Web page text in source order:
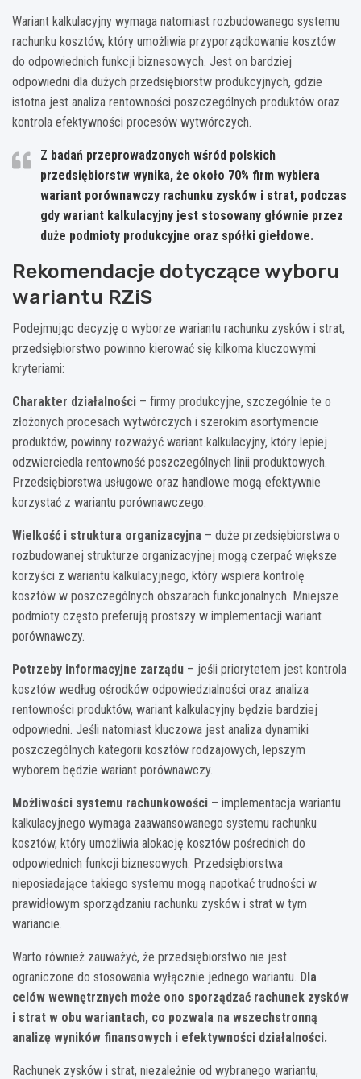
Wariant kalkulacyjny wymaga natomiast rozbudowanego systemu
rachunku kosztów, który umożliwia przyporządkowanie kosztów
do odpowiednich funkcji biznesowych. Jest on bardziej
odpowiedni dla dużych przedsiębiorstw produkcyjnych, gdzie
istotna jest analiza rentowności poszczególnych produktów oraz
kontrola efektywności procesów wytwórczych.
Z badań przeprowadzonych wśród polskich
przedsiębiorstw wynika, że około 70% firm wybiera
wariant porównawczy rachunku zysków i strat, podczas
gdy wariant kalkulacyjny jest stosowany głównie przez
duże podmioty produkcyjne oraz spółki giełdowe.
Rekomendacje dotyczące wyboru
wariantu RZiS
Podejmując decyzję o wyborze wariantu rachunku zysków i strat,
przedsiębiorstwo powinno kierować się kilkoma kluczowymi
kryteriami:
Charakter działalności – firmy produkcyjne, szczególnie te o
złożonych procesach wytwórczych i szerokim asortymencie
produktów, powinny rozważyć wariant kalkulacyjny, który lepiej
odzwierciedla rentowność poszczególnych linii produktowych.
Przedsiębiorstwa usługowe oraz handlowe mogą efektywnie
korzystać z wariantu porównawczego.
Wielkość i struktura organizacyjna – duże przedsiębiorstwa o
rozbudowanej strukturze organizacyjnej mogą czerpać większe
korzyści z wariantu kalkulacyjnego, który wspiera kontrolę
kosztów w poszczególnych obszarach funkcjonalnych. Mniejsze
podmioty często preferują prostszy w implementacji wariant
porównawczy.
Potrzeby informacyjne zarządu – jeśli priorytetem jest kontrola
kosztów według ośrodków odpowiedzialności oraz analiza
rentowności produktów, wariant kalkulacyjny będzie bardziej
odpowiedni. Jeśli natomiast kluczowa jest analiza dynamiki
poszczególnych kategorii kosztów rodzajowych, lepszym
wyborem będzie wariant porównawczy.
Możliwości systemu rachunkowości – implementacja wariantu
kalkulacyjnego wymaga zaawansowanego systemu rachunku
kosztów, który umożliwia alokację kosztów pośrednich do
odpowiednich funkcji biznesowych. Przedsiębiorstwa
nieposiadające takiego systemu mogą napotkać trudności w
prawidłowym sporządzaniu rachunku zysków i strat w tym
wariancie.
Warto również zauważyć, że przedsiębiorstwo nie jest
ograniczone do stosowania wyłącznie jednego wariantu. Dla
celów wewnętrznych może ono sporządzać rachunek zysków
i strat w obu wariantach, co pozwala na wszechstronną
analizę wyników finansowych i efektywności działalności.
Rachunek zysków i strat, niezależnie od wybranego wariantu,